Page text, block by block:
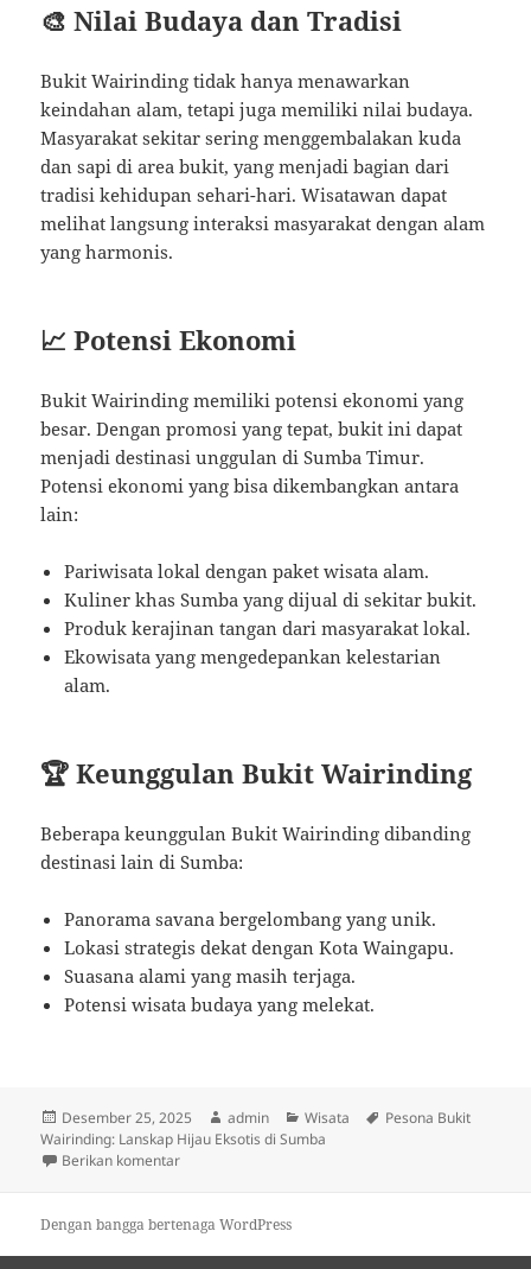
🎨 Nilai Budaya dan Tradisi
Bukit Wairinding tidak hanya menawarkan
keindahan alam, tetapi juga memiliki nilai budaya.
Masyarakat sekitar sering menggembalakan kuda
dan sapi di area bukit, yang menjadi bagian dari
tradisi kehidupan sehari-hari. Wisatawan dapat
melihat langsung interaksi masyarakat dengan alam
yang harmonis.
📈 Potensi Ekonomi
Bukit Wairinding memiliki potensi ekonomi yang
besar. Dengan promosi yang tepat, bukit ini dapat
menjadi destinasi unggulan di Sumba Timur.
Potensi ekonomi yang bisa dikembangkan antara
lain:
Pariwisata lokal dengan paket wisata alam.
Kuliner khas Sumba yang dijual di sekitar bukit.
Produk kerajinan tangan dari masyarakat lokal.
Ekowisata yang mengedepankan kelestarian
alam.
🏆 Keunggulan Bukit Wairinding
Beberapa keunggulan Bukit Wairinding dibanding
destinasi lain di Sumba:
Panorama savana bergelombang yang unik.
Lokasi strategis dekat dengan Kota Waingapu.
Suasana alami yang masih terjaga.
Potensi wisata budaya yang melekat.
Diposkan
pada
Desember 25, 2025 Penulis
admin Kategori
Wisata Tag
Pesona Bukit
Wairinding: Lanskap Hijau Eksotis di Sumba
Berikan komentaruntuk Pesona Bukit Wairinding: Lanskap Hijau
Dengan bangga bertenaga WordPress